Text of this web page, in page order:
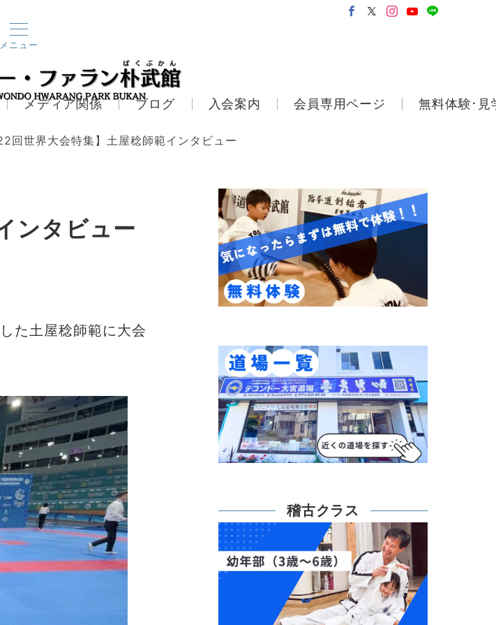
メニュー
メディア関係 ブログ 入会案内 会員専用ページ 無料体験･見
22回世界大会特集】土屋稔師範インタビュー
ンタビュー
た土屋稔師範に大会
稽古クラス